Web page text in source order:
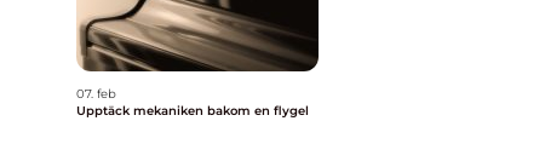
07. feb
Upptäck mekaniken bakom en flygel